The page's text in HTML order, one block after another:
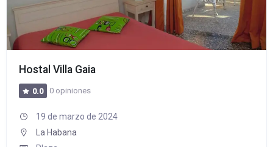
Hostal Villa Gaia
0.0 0 opiniones
19 de marzo de 2024
La Habana